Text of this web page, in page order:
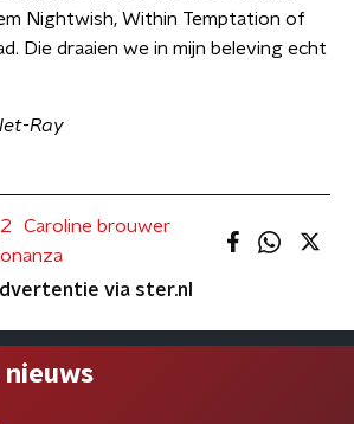
Nightwish, Within Temptation of
Die draaien we in mijn beleving echt
Ray
Caroline brouwer
via ster.nl